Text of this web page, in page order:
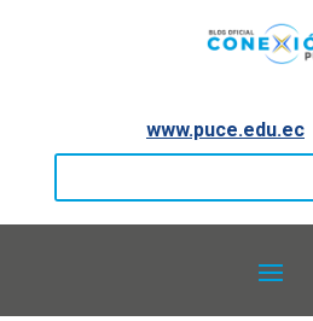
www.puce.edu.ec│